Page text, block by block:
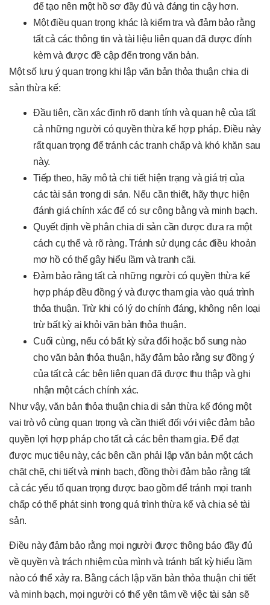
để tạo nên một hồ sơ đầy đủ và đáng tin cậy hơn.
Một điều quan trọng khác là kiểm tra và đảm bảo rằng
tất cả các thông tin và tài liệu liên quan đã được đính
kèm và được đề cập đến trong văn bản.
Một số lưu ý quan trọng khi lập văn bản thỏa thuận chia di
sản thừa kế:
Đầu tiên, cần xác định rõ danh tính và quan hệ của tất
cả những người có quyền thừa kế hợp pháp. Điều này
rất quan trọng để tránh các tranh chấp và khó khăn sau
này.
Tiếp theo, hãy mô tả chi tiết hiện trạng và giá trị của
các tài sản trong di sản. Nếu cần thiết, hãy thực hiện
đánh giá chính xác để có sự công bằng và minh bạch.
Quyết định về phân chia di sản cần được đưa ra một
cách cụ thể và rõ ràng. Tránh sử dụng các điều khoản
mơ hồ có thể gây hiểu lầm và tranh cãi.
Đảm bảo rằng tất cả những người có quyền thừa kế
hợp pháp đều đồng ý và được tham gia vào quá trình
thỏa thuận. Trừ khi có lý do chính đáng, không nên loại
trừ bất kỳ ai khỏi văn bản thỏa thuận.
Cuối cùng, nếu có bất kỳ sửa đổi hoặc bổ sung nào
cho văn bản thỏa thuận, hãy đảm bảo rằng sự đồng ý
của tất cả các bên liên quan đã được thu thập và ghi
nhận một cách chính xác.
Như vậy, văn bản thỏa thuận chia di sản thừa kế đóng một
vai trò vô cùng quan trọng và cần thiết đối với việc đảm bảo
quyền lợi hợp pháp cho tất cả các bên tham gia. Để đạt
được mục tiêu này, các bên cần phải lập văn bản một cách
chặt chẽ, chi tiết và minh bạch, đồng thời đảm bảo rằng tất
cả các yếu tố quan trọng được bao gồm để tránh mọi tranh
chấp có thể phát sinh trong quá trình thừa kế và chia sẻ tài
sản.
Điều này đảm bảo rằng mọi người được thông báo đầy đủ
về quyền và trách nhiệm của mình và tránh bất kỳ hiểu lầm
nào có thể xảy ra. Bằng cách lập văn bản thỏa thuận chi tiết
và minh bạch, mọi người có thể yên tâm về việc tài sản sẽ